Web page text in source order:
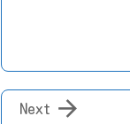

Next